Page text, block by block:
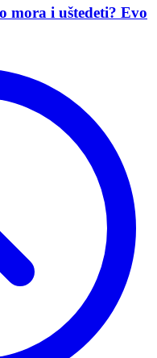
mora i uštedeti? Evo